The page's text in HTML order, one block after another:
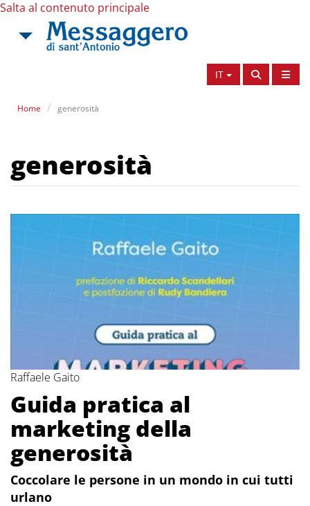
Salta al contenuto principale
IT
Home generosità
generosità
Raffaele Gaito
Guida pratica al
marketing della
generosità
Coccolare le persone in un mondo in cui tutti
urlano